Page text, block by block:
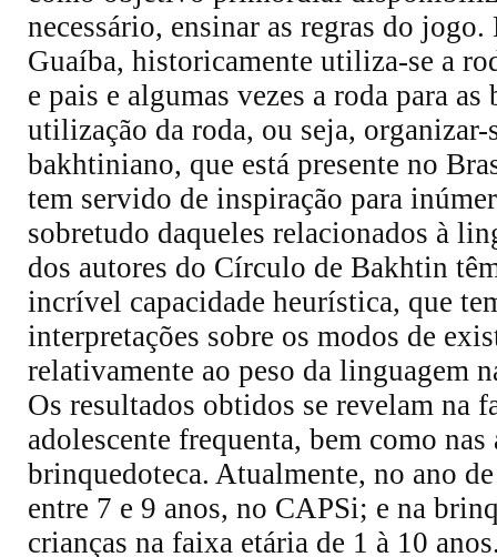
necessário, ensinar as regras do
Guaíba, historicamente utiliza-se a
e pais e algumas vezes a roda para
utilização da roda, ou seja,
bakhtiniano, que está presente no
tem servido de inspiração para
sobretudo daqueles relacionados à
dos autores do Círculo de Bakhtin
incrível capacidade heurística, que
interpretações sobre os modos de
relativamente ao peso da linguagem
Os resultados obtidos se revelam na
adolescente frequenta, bem como
brinquedoteca. Atualmente, no ano
entre 7 e 9 anos, no CAPSi; e na
crianças na faixa etária de 1 à 10